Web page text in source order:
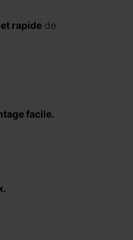
rapide de
facile.